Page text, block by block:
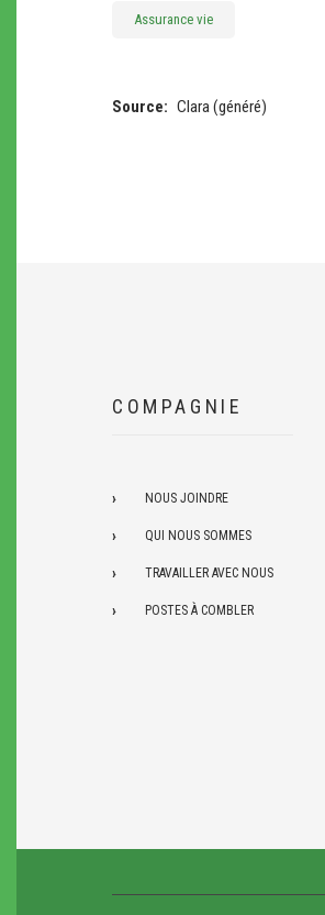
Assurance vie
Source Clara (généré)
COMPAGNIE
NOUS JOINDRE
QUI NOUS SOMMES
TRAVAILLER AVEC NOUS
POSTES À COMBLER